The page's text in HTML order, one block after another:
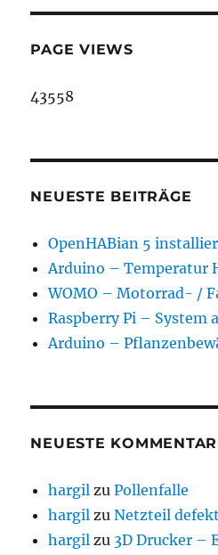
PAGE VIEWS
43558
NEUESTE BEITRÄGE
OpenHABian 5
Arduino – Temperatur
WOMO – Motorrad- /
Raspberry Pi – System
Arduino –
NEUESTE
hargil zuPollenfalle
hargil zuNetzteil defekt
hargil zu 3D Drucker –